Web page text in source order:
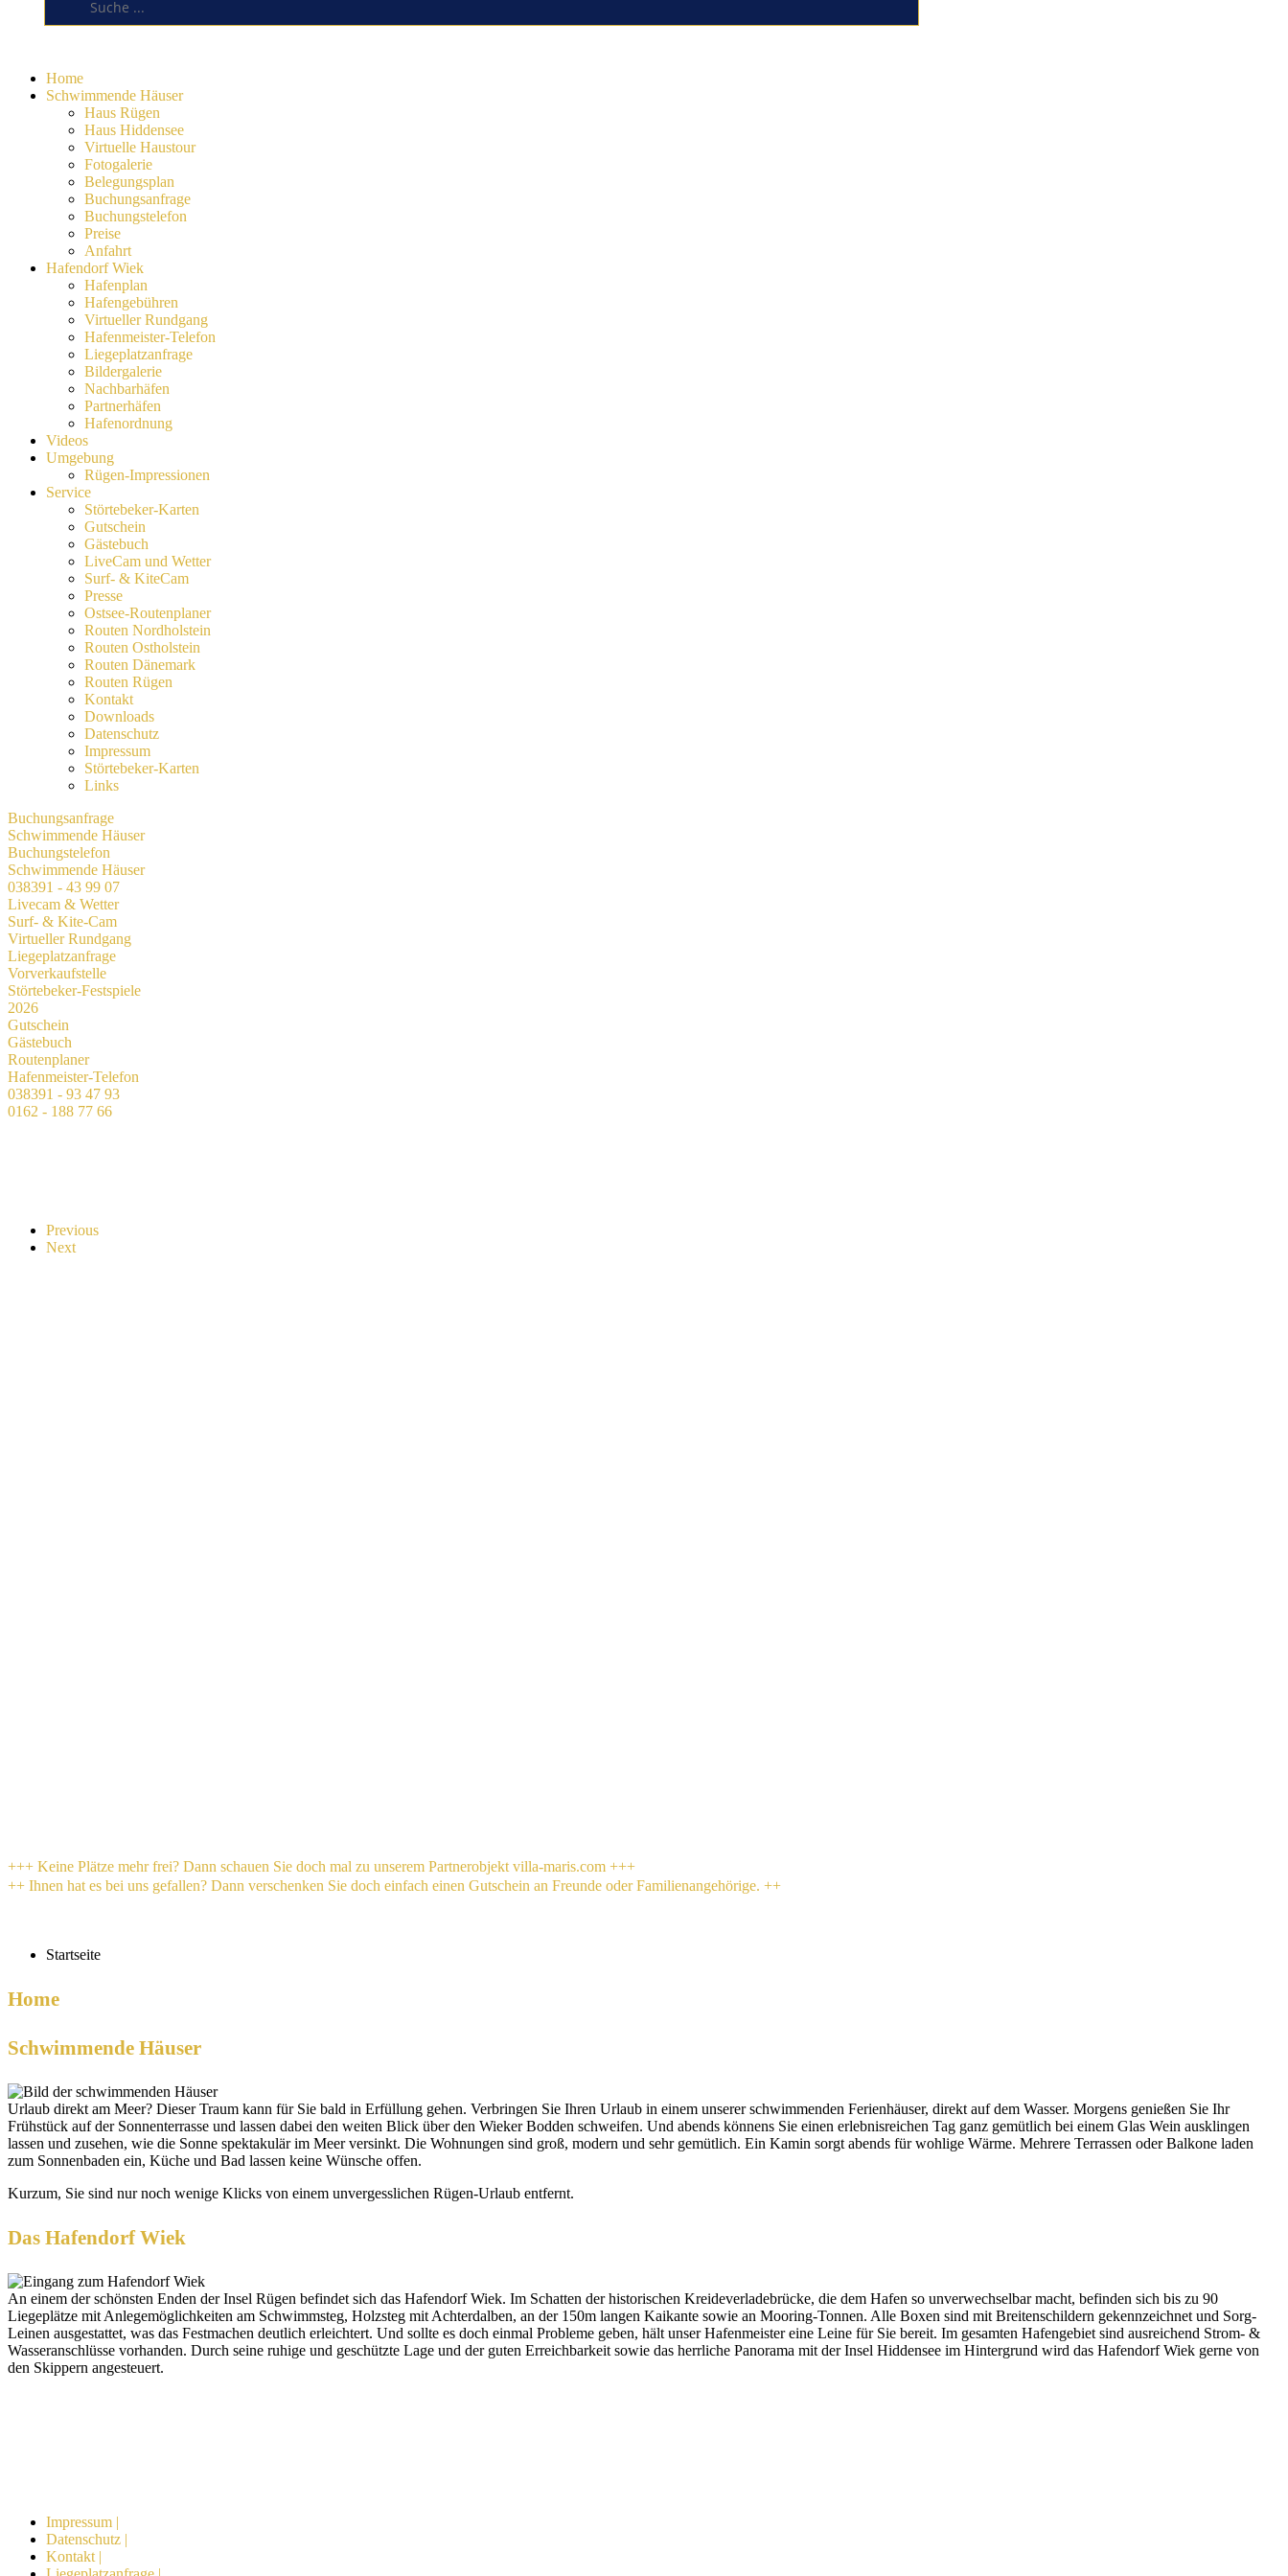
Home
Schwimmende Häuser
Haus Rügen
Haus Hiddensee
Virtuelle Haustour
Fotogalerie
Belegungsplan
Buchungsanfrage
Buchungstelefon
Preise
Anfahrt
Hafendorf Wiek
Hafenplan
Hafengebühren
Virtueller Rundgang
Hafenmeister-Telefon
Liegeplatzanfrage
Bildergalerie
Nachbarhäfen
Partnerhäfen
Hafenordnung
Videos
Umgebung
Rügen-Impressionen
Service
Störtebeker-Karten
Gutschein
Gästebuch
LiveCam und Wetter
Surf- & KiteCam
Presse
Ostsee-Routenplaner
Routen Nordholstein
Routen Ostholstein
Routen Dänemark
Routen Rügen
Kontakt
Downloads
Datenschutz
Impressum
Störtebeker-Karten
Links
Buchungsanfrage
Schwimmende Häuser
Buchungstelefon
Schwimmende Häuser
038391 - 43 99 07
Livecam & Wetter
Surf- & Kite-Cam
Virtueller Rundgang
Liegeplatzanfrage
Vorverkaufstelle
Störtebeker-Festspiele
2026
Gutschein
Gästebuch
Routenplaner
Hafenmeister-Telefon
038391 - 93 47 93
0162 - 188 77 66
Previous
Next
+++ Keine Plätze mehr frei? Dann schauen Sie doch mal zu unserem Partnerobjekt villa-maris.com +++
++ Ihnen hat es bei uns gefallen? Dann verschenken Sie doch einfach einen Gutschein an Freunde oder Familienangehörige. ++
Startseite
Home
Schwimmende Häuser
Urlaub direkt am Meer? Dieser Traum kann für Sie bald in Erfüllung gehen. Verbringen Sie Ihren Urlaub in einem unserer schwimmenden Ferienhäuser, direkt auf dem Wasser. Morgens genießen Sie Ihr
Frühstück auf der Sonnenterrasse und lassen dabei den weiten Blick über den Wieker Bodden schweifen. Und abends könnens Sie einen erlebnisreichen Tag ganz gemütlich bei einem Glas Wein ausklingen
lassen und zusehen, wie die Sonne spektakulär im Meer versinkt. Die Wohnungen sind groß, modern und sehr gemütlich. Ein Kamin sorgt abends für wohlige Wärme. Mehrere Terrassen oder Balkone laden
zum Sonnenbaden ein, Küche und Bad lassen keine Wünsche offen.
Kurzum, Sie sind nur noch wenige Klicks von einem unvergesslichen Rügen-Urlaub entfernt.
Das Hafendorf Wiek
An einem der schönsten Enden der Insel Rügen befindet sich das Hafendorf Wiek. Im Schatten der historischen Kreideverladebrücke, die dem Hafen so unverwechselbar macht, befinden sich bis zu 90
Liegeplätze mit Anlegemöglichkeiten am Schwimmsteg, Holzsteg mit Achterdalben, an der 150m langen Kaikante sowie an Mooring-Tonnen. Alle Boxen sind mit Breitenschildern gekennzeichnet und Sorg-
Leinen ausgestattet, was das Festmachen deutlich erleichtert. Und sollte es doch einmal Probleme geben, hält unser Hafenmeister eine Leine für Sie bereit. Im gesamten Hafengebiet sind ausreichend Strom- &
Wasseranschlüsse vorhanden. Durch seine ruhige und geschützte Lage und der guten Erreichbarkeit sowie das herrliche Panorama mit der Insel Hiddensee im Hintergrund wird das Hafendorf Wiek gerne von
den Skippern angesteuert.
Impressum |
Datenschutz |
Kontakt |